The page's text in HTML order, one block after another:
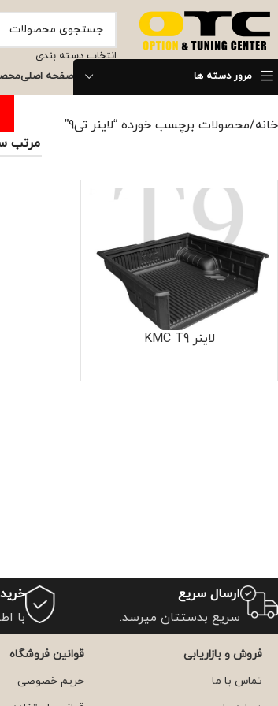
انتخاب دسته بندی
مرور دسته ها صفحه اصلی
خانه محصولات برچسب خورده “لاینر تی9”
لاینر KMC T9
ارسال سریع
سریع بدستتان میرسد.
با
فروش و بازاریابی
تماس با ما
قوانین فروشگاه
حریم خصوصی